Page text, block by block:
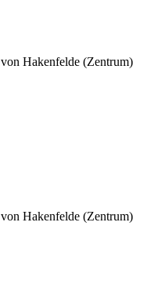
von Hakenfelde (Zentrum)
von Hakenfelde (Zentrum)